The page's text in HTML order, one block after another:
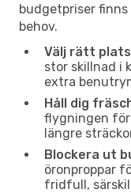
budgetpriser
behov.
Välj rätt
stor skillnad i
extra
Håll dig
flygningen för
längre
Blockera ut
öronproppar
fridfull,